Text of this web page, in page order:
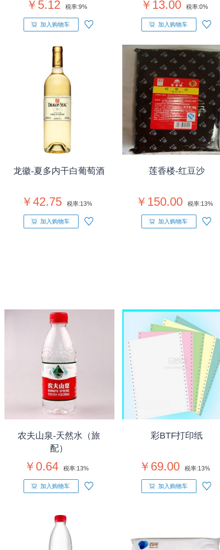
￥5.12 税率:9%
加入购物车
￥13.00 税率:0%
加入购物车
龙徽-夏多内干白葡萄酒
￥42.75 税率:13%
加入购物车
莲香楼-红豆沙
￥150.00 税率:13%
加入购物车
农夫山泉-天然水（旅
配）
￥0.64 税率:13%
加入购物车
彩BTF打印纸
￥69.00 税率:13%
加入购物车